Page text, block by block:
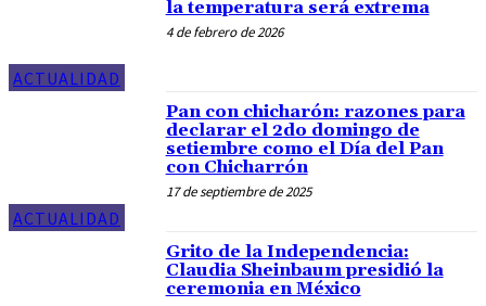
ACTUALIDAD
la temperatura será extrema
4 de febrero de 2026
ACTUALIDAD
Pan con chicharón: razones para
declarar el 2do domingo de
setiembre como el Día del Pan
con Chicharrón
17 de septiembre de 2025
Grito de la Independencia:
Claudia Sheinbaum presidió la
ceremonia en México